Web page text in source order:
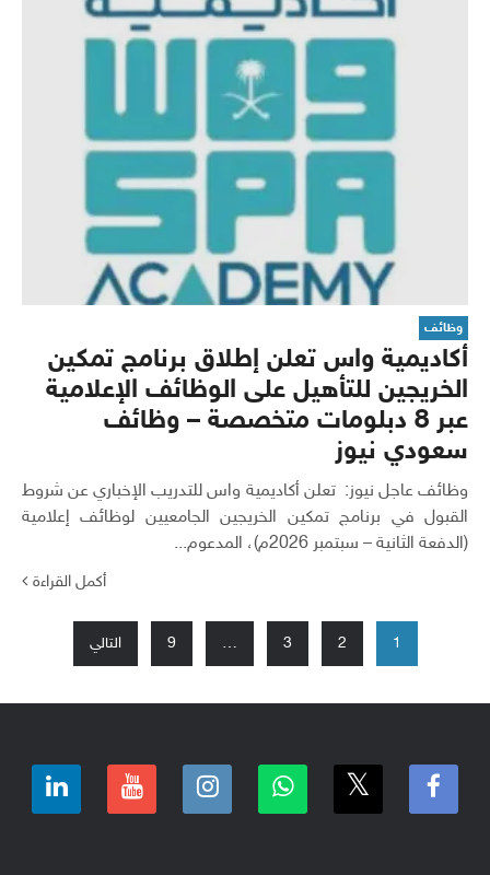
وظائف
أكاديمية واس تعلن إطلاق برنامج تمكين
الخريجين للتأهيل على الوظائف الإعلامية
عبر 8 دبلومات متخصصة – وظائف
سعودي نيوز
وظائف عاجل نيوز: تعلن أكاديمية واس للتدريب الإخباري عن شروط
القبول في برنامج تمكين الخريجين الجامعيين لوظائف إعلامية
(الدفعة الثانية – سبتمبر 2026م)، المدعوم...
أكمل القراءة
صفحات
المقالات
1
2
3
…
9 التالي